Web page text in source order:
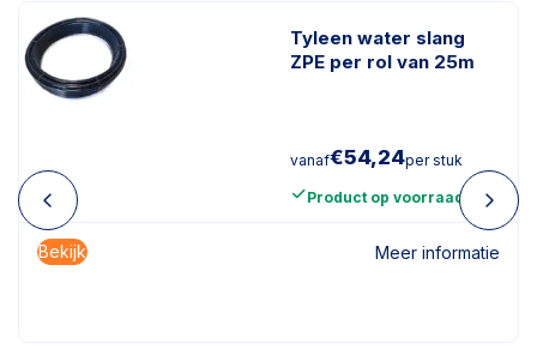
Tyleen water slang
ZPE per rol van 25m
vanaf€54,24per stuk
Product op voorraad
Bekijk Meer informatie